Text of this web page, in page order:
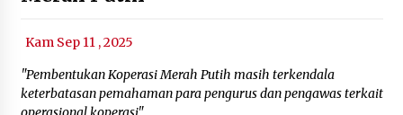
Kam Sep 11 , 2025
"Pembentukan Koperasi Merah Putih masih terkendala
keterbatasan pemahaman para pengurus dan pengawas terkait